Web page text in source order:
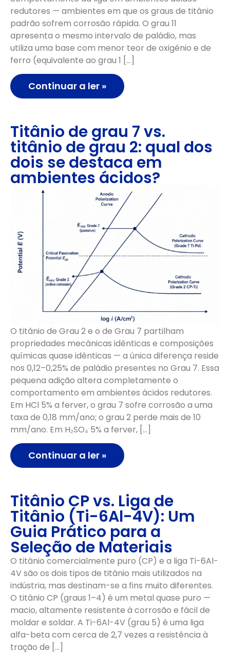
redutores — ambientes em que os graus de titânio
padrão sofrem corrosão rápida. O grau 11
apresenta o mesmo intervalo de paládio, mas
utiliza uma base com menor teor de oxigénio e de
ferro (equivalente ao grau 1 […]
Continuar a ler »
Titânio de grau 7 vs.
titânio de grau 2: qual dos
dois se destaca em
ambientes ácidos?
O titânio de Grau 2 e o de Grau 7 partilham
propriedades mecânicas idênticas e composições
químicas quase idênticas — a única diferença reside
nos 0,12–0,25% de paládio presentes no Grau 7. Essa
pequena adição altera completamente o
comportamento em ambientes ácidos redutores.
Em HCl 5% a ferver, o grau 7 sofre corrosão a uma
taxa de 0,18 mm/ano; o grau 2 perde mais de 10
mm/ano. Em H₂SO₄ 5% a ferver, […]
Continuar a ler »
Titânio CP vs. Liga de
Titânio (Ti-6Al-4V): Um
Guia Prático para a
Seleção de Materiais
O titânio comercialmente puro (CP) e a liga Ti-6Al-
4V são os dois tipos de titânio mais utilizados na
indústria, mas destinam-se a fins muito diferentes.
O titânio CP (graus 1–4) é um metal quase puro —
macio, altamente resistente à corrosão e fácil de
moldar e soldar. A Ti-6Al-4V (grau 5) é uma liga
alfa-beta com cerca de 2,7 vezes a resistência à
tração de […]